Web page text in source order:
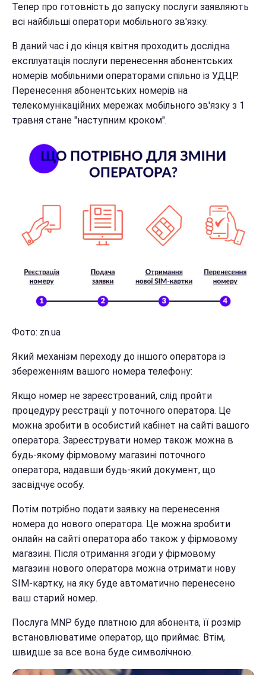
Тепер про готовність до запуску послуги заявляють
всі найбільші оператори мобільного зв'язку.
В даний час і до кінця квітня проходить дослідна
експлуатація послуги перенесення абонентських
номерів мобільними операторами спільно із УДЦР.
Перенесення абонентських номерів на
телекомунікаційних мережах мобільного зв'язку з 1
травня стане "наступним кроком".
Фото: zn.ua
Який механізм переходу до іншого оператора із
збереженням вашого номера телефону:
Якщо номер не зареєстрований, слід пройти
процедуру реєстрації у поточного оператора. Це
можна зробити в особистий кабінет на сайті вашого
оператора. Зареєструвати номер також можна в
будь-якому фірмовому магазині поточного
оператора, надавши будь-який документ, що
засвідчує особу.
Потім потрібно подати заявку на перенесення
номера до нового оператора. Це можна зробити
онлайн на сайті оператора або також у фірмовому
магазині. Після отримання згоди у фірмовому
магазині нового оператора можна отримати нову
SIM-картку, на яку буде автоматично перенесено
ваш старий номер.
Послуга MNP буде платною для абонента, її розмір
встановлюватиме оператор, що приймає. Втім,
швидше за все вона буде символічною.